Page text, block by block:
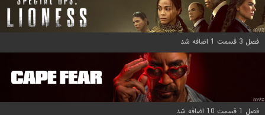
فصل 3 قسمت 1 اضافه شد
فصل 1 قسمت 10 اضافه شد